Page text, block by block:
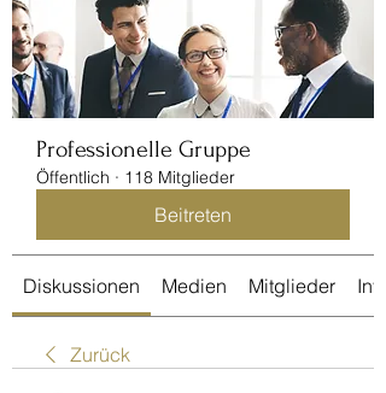
Professionelle Gruppe
Öffentlich · 118 Mitglieder
Beitreten
Diskussionen Medien Mitglieder Info
Zurück